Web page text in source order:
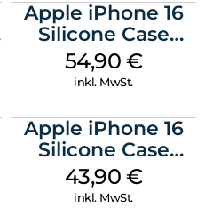
Apple iPhone 16
Silicone Case
MagSafe Lake
Green
54,90 €
inkl. MwSt.
Apple iPhone 16
Silicone Case
MagSafe Plum
43,90 €
inkl. MwSt.